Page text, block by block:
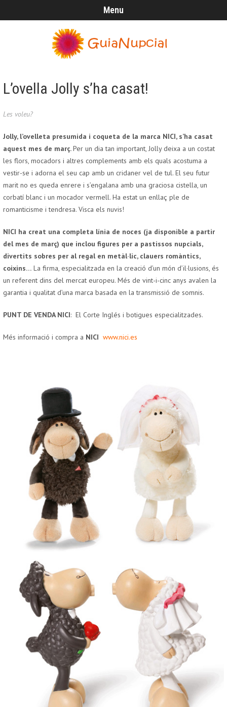
Menu
L’ovella Jolly s’ha casat!
Les voleu?
Jolly, l’ovelleta presumida i coqueta de la marca NICI, s’ha casat
aquest mes de març.Per un dia tan important, Jolly deixa a un costat
les flors, mocadors i altres complements amb els quals acostuma a
vestir-se i adorna el seu cap amb un cridaner vel de tul. El seu futur
marit no es queda enrere i s’engalana amb una graciosa cistella, un
corbatí blanc i un mocador vermell. Ha estat un enllaç ple de
romanticisme i tendresa. Visca els nuvis!
NICI ha creat una completa línia de noces (ja disponible a partir
del mes de març) que inclou figures per a pastissos nupcials,
divertits sobres per al regal en metàl·lic, clauers romàntics,
coixins… La firma, especialitzada en la creació d’un món d’il·lusions, és
un referent dins del mercat europeu. Més de vint-i-cinc anys avalen la
garantia i qualitat d’una marca basada en la transmissió de somnis.
PUNT DE VENDA NICI: El Corte Inglés i botigues especialitzades.
Més informació i compra a NICI www.nici.es